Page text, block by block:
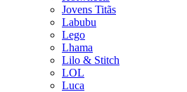
Jovens Titãs
Labubu
Lego
Lhama
Lilo & Stitch
LOL
Luca